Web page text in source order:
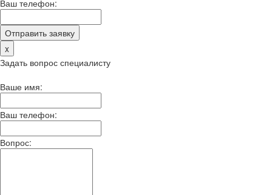
Ваш телефон:
x
Задать вопрос специалисту
Ваше имя:
Ваш телефон:
Вопрос: